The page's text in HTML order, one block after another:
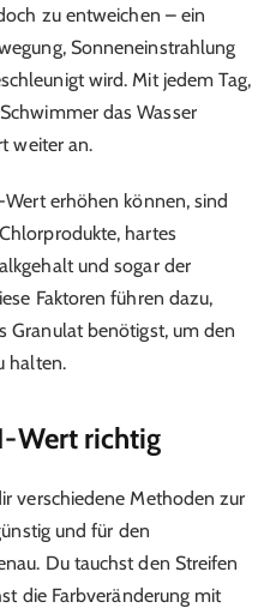
zu entweichen – ein
Sonneneinstrahlung
wird. Mit jedem Tag,
das Wasser
weiter an.
erhöhen können, sind
hartes
und sogar der
Faktoren führen dazu,
Granulat benötigst, um den
halten.
Wert richtig
verschiedene Methoden zur
und für den
Du tauchst den Streifen
die Farbveränderung mit